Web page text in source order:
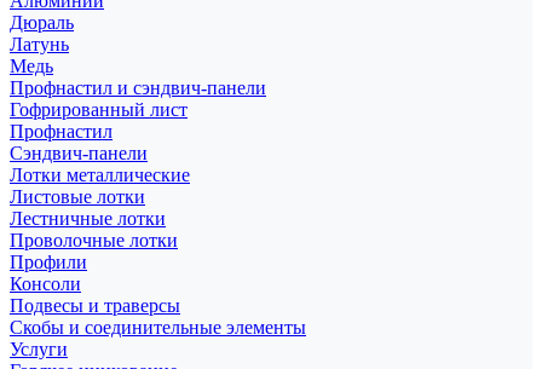
Дюраль
Латунь
Медь
Профнастил и сэндвич-панели
Гофрированный лист
Профнастил
Сэндвич-панели
Лотки металлические
Листовые лотки
Лестничные лотки
Проволочные лотки
Профили
Консоли
Подвесы и траверсы
Скобы и соединительные элементы
Услуги